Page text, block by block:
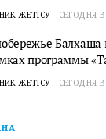
ЖЕТІСУ СЕГОДНЯ В
Балхаша
программы
ЖЕТІСУ СЕГОДНЯ В